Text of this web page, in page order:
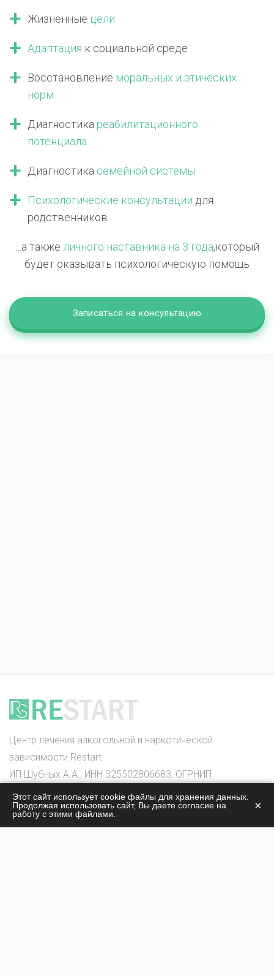
Жизненные цели
Адаптация к социальной среде
Восстановление моральных и этических
норм
Диагностика реабилитационного
потенциала
Диагностика семейной системы
Психологические консультации для
родственников
…а также личного наставника на 3 года,который
будет оказывать психологическую помощь
Записаться на консультацию
Центр лечения алкогольной и наркотической
зависимости Restart
ИП Шубных А.А., ИНН 325502806683, ОГРНИП
316325600085756
© 2026
Этот сайт использует cookie файлы для хранения данных.
Продолжая использовать сайт, Вы даете согласие на
работу с этими файлами.
×